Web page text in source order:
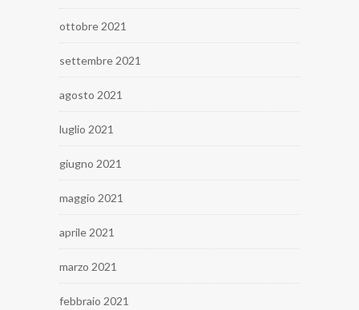
ottobre 2021
settembre 2021
agosto 2021
luglio 2021
giugno 2021
maggio 2021
aprile 2021
marzo 2021
febbraio 2021